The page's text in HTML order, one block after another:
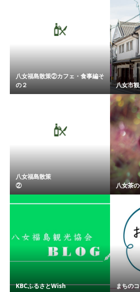
八女福島散策②カフェ・食事編そ
の２
八女市
八女福島散策
② ...
八女茶
KBCふるさとWish まちの